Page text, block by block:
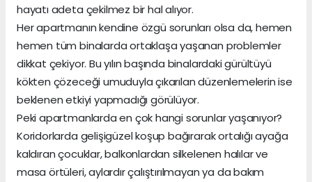
hayatı adeta çekilmez bir hal alıyor.
Her apartmanın kendine özgü sorunları olsa da, hemen
hemen tüm binalarda ortaklaşa yaşanan problemler
dikkat çekiyor. Bu yılın başında binalardaki gürültüyü
kökten çözeceği umuduyla çıkarılan düzenlemelerin ise
beklenen etkiyi yapmadığı görülüyor.
Peki apartmanlarda en çok hangi sorunlar yaşanıyor?
Koridorlarda gelişigüzel koşup bağırarak ortalığı ayağa
kaldıran çocuklar, balkonlardan silkelenen halılar ve
masa örtüleri, aylardır çalıştırılmayan ya da bakım